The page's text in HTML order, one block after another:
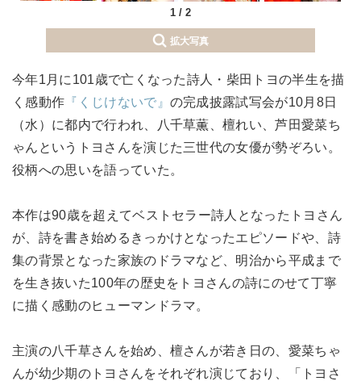
1 / 2
拡大写真
今年1月に101歳で亡くなった詩人・柴田トヨの半生を描
く感動作 『くじけないで』 の完成披露試写会が10月8日
（水）に都内で行われ、八千草薫、檀れい、芦田愛菜ち
ゃんというトヨさんを演じた三世代の女優が勢ぞろい。
役柄への思いを語っていた。
本作は90歳を超えてベストセラー詩人となったトヨさん
が、詩を書き始めるきっかけとなったエピソードや、詩
集の背景となった家族のドラマなど、明治から平成まで
を生き抜いた100年の歴史をトヨさんの詩にのせて丁寧
に描く感動のヒューマンドラマ。
主演の八千草さんを始め、檀さんが若き日の、愛菜ちゃ
んが幼少期のトヨさんをそれぞれ演じており、「トヨさ